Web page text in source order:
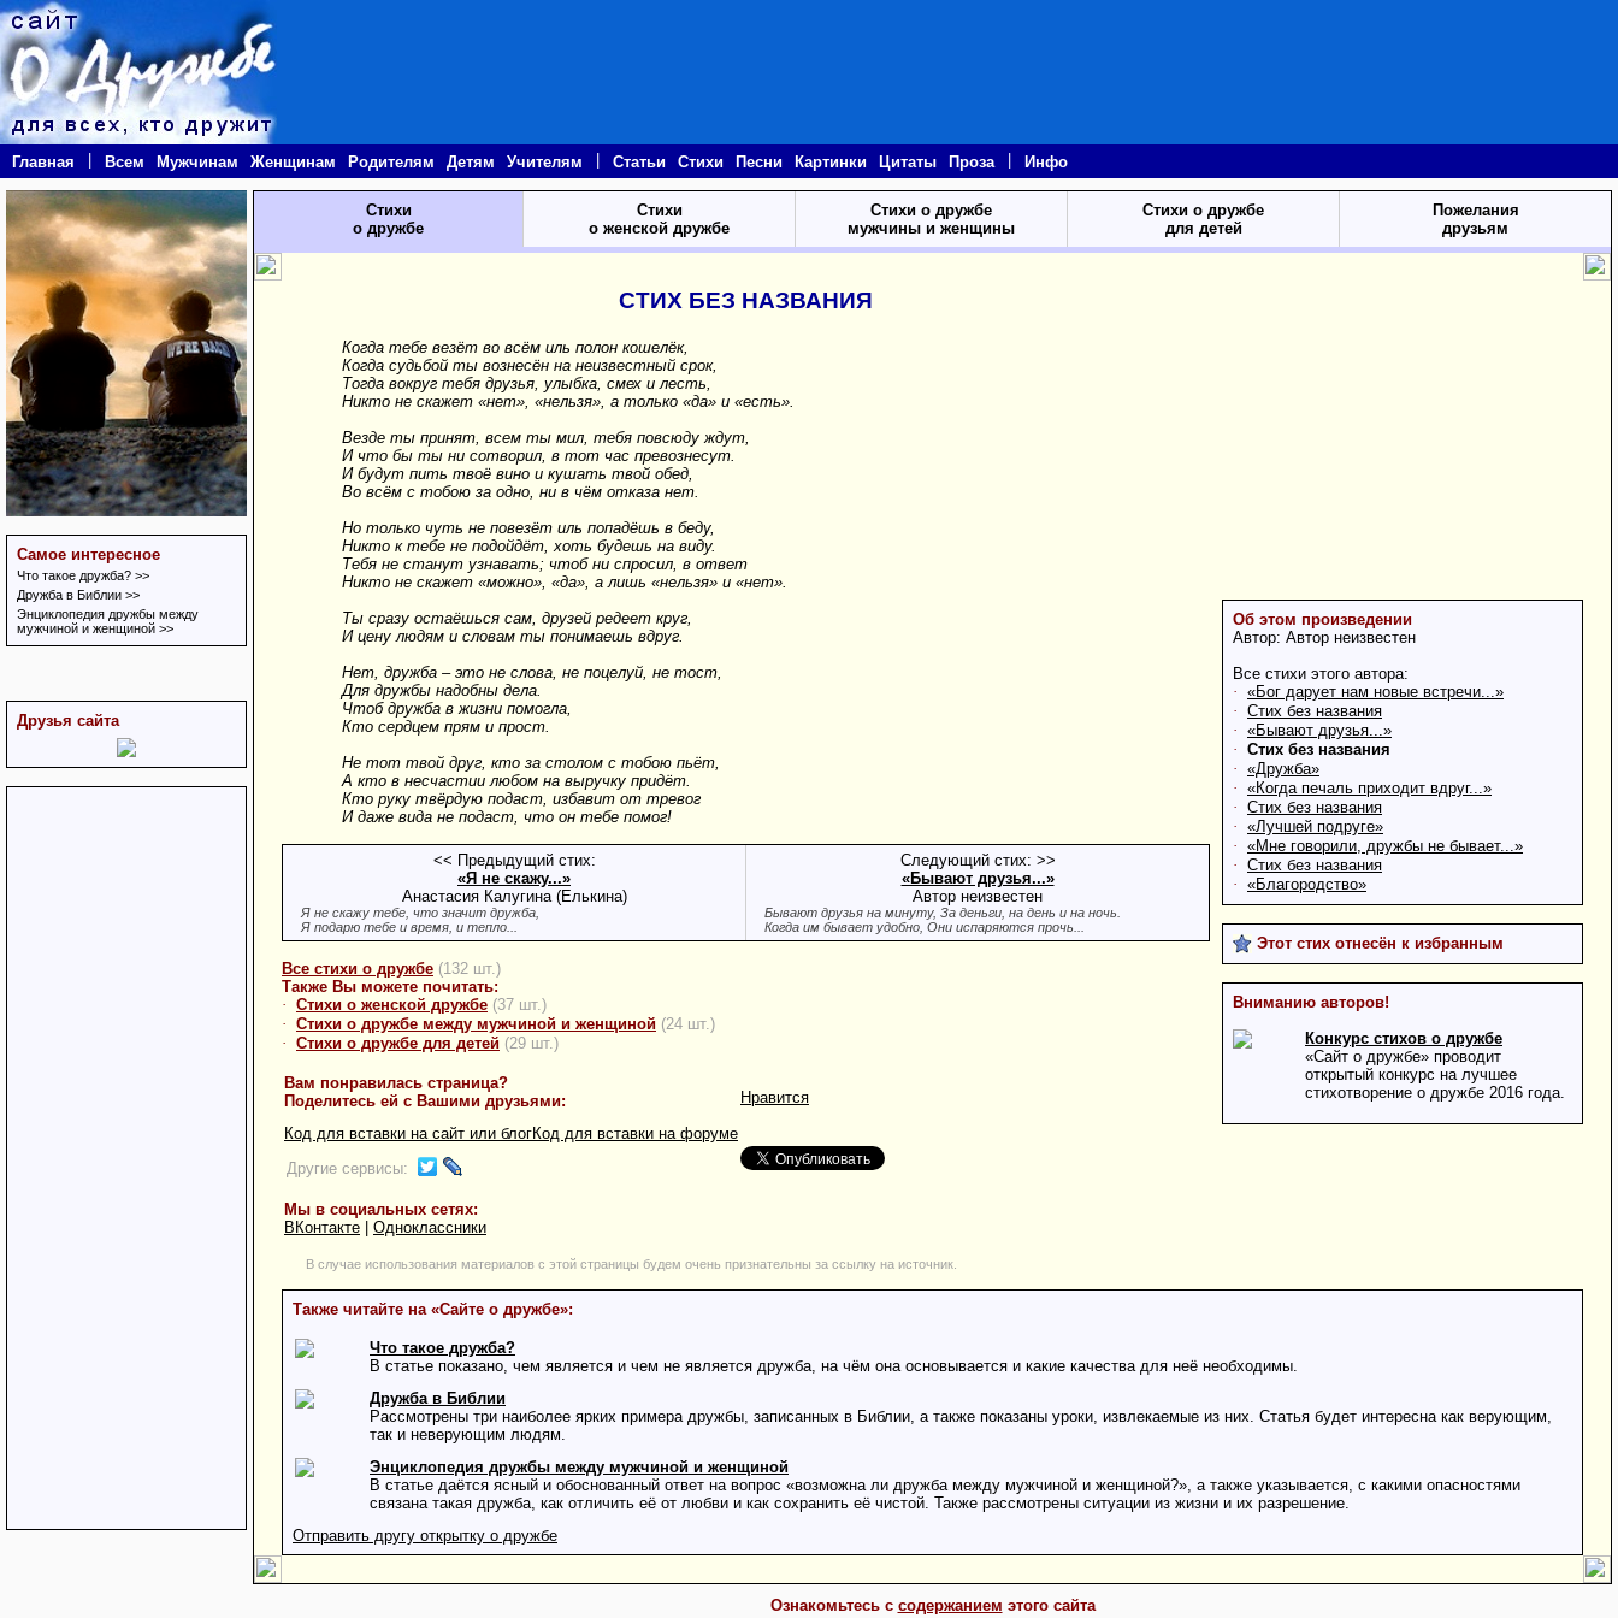
Главная Всем Мужчинам Женщинам Родителям Детям Учителям Статьи Стихи Песни Картинки Цитаты Проза Инфо
Самое интересное
Что такое дружба? >>
Дружба в Библии >>
Энциклопедия дружбы между
мужчиной и женщиной >>
Друзья сайта
Стихи
о дружбе
Стихи
о женской дружбе
Стихи о дружбе
мужчины и женщины
Стихи о дружбе
для детей
Пожелания
друзьям
СТИХ БЕЗ НАЗВАНИЯ
Когда тебе везёт во всём иль полон кошелёк,
Когда судьбой ты вознесён на неизвестный срок,
Тогда вокруг тебя друзья, улыбка, смех и лесть,
Никто не скажет «нет», «нельзя», а только «да» и «есть».
Везде ты принят, всем ты мил, тебя повсюду ждут,
И что бы ты ни сотворил, в тот час превознесут.
И будут пить твоё вино и кушать твой обед,
Во всём с тобою за одно, ни в чём отказа нет.
Но только чуть не повезёт иль попадёшь в беду,
Никто к тебе не подойдёт, хоть будешь на виду.
Тебя не станут узнавать; чтоб ни спросил, в ответ
Никто не скажет «можно», «да», а лишь «нельзя» и «нет».
Ты сразу остаёшься сам, друзей редеет круг,
И цену людям и словам ты понимаешь вдруг.
Нет, дружба – это не слова, не поцелуй, не тост,
Для дружбы надобны дела.
Чтоб дружба в жизни помогла,
Кто сердцем прям и прост.
Не тот твой друг, кто за столом с тобою пьёт,
А кто в несчастии любом на выручку придёт.
Кто руку твёрдую подаст, избавит от тревог
И даже вида не подаст, что он тебе помог!
<< Предыдущий стих:
«Я не скажу...»
Анастасия Калугина (Елькина)
Я не скажу тебе, что значит дружба,
Я подарю тебе и время, и тепло...
Следующий стих: >>
«Бывают друзья...»
Автор неизвестен
Бывают друзья на минуту, За деньги, на день и на ночь.
Когда им бывает удобно, Они испаряются прочь...
Все стихи о дружбе (132 шт.)
Также Вы можете почитать:
· Стихи о женской дружбе (37 шт.)
· Стихи о дружбе между мужчиной и женщиной (24 шт.)
· Стихи о дружбе для детей (29 шт.)
Вам понравилась страница?
Поделитесь ей с Вашими друзьями:
Код для вставки на сайт или блогКод для вставки на форуме
Другие сервисы:
Мы в социальных сетях:
ВКонтакте
Одноклассники
Нравится
В случае использования материалов с этой страницы будем очень признательны за ссылку на источник.
Об этом произведении
Автор: Автор неизвестен
Все стихи этого автора:
· «Бог дарует нам новые встречи...»
· Стих без названия
· «Бывают друзья...»
· Стих без названия
· «Дружба»
· «Когда печаль приходит вдруг...»
· Стих без названия
· «Лучшей подруге»
· «Мне говорили, дружбы не бывает...»
· Стих без названия
· «Благородство»
Этот стих отнесён к избранным
Вниманию авторов!
Конкурс стихов о дружбе
«Сайт о дружбе» проводит
открытый конкурс на лучшее
стихотворение о дружбе 2016 года.
Также читайте на «Cайте о дружбе»:
Что такое дружба?
В статье показано, чем является и чем не является дружба, на чём она основывается и какие качества для неё необходимы.
Дружба в Библии
Рассмотрены три наиболее ярких примера дружбы, записанных в Библии, а также показаны уроки, извлекаемые из них. Статья будет интересна как верующим,
так и неверующим людям.
Энциклопедия дружбы между мужчиной и женщиной
В статье даётся ясный и обоснованный ответ на вопрос «возможна ли дружба между мужчиной и женщиной?», а также указывается, с какими опасностями
связана такая дружба, как отличить её от любви и как сохранить её чистой. Также рассмотрены ситуации из жизни и их разрешение.
Отправить другу открытку о дружбе
Ознакомьтесь с содержанием этого сайта